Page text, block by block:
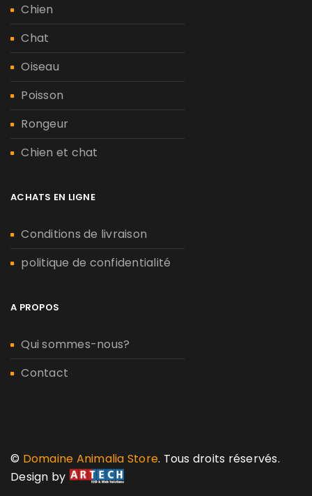
Chien
Chat
Oiseau
Poisson
Rongeur
Chien et chat
ACHATS EN LIGNE
Conditions de livraison
politique de confidentialité
A PROPOS
Qui sommes-nous?
Contact
© Domaine Animalia Store. Tous droits réservés.
Design by